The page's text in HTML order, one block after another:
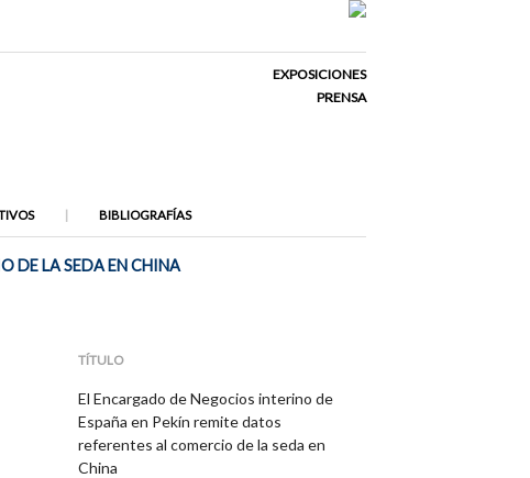
EXPOSICIONES
PRENSA
BIBLIOGRAFÍAS
DE LA SEDA EN CHINA
TÍTULO
El Encargado de Negocios interino de
España en Pekín remite datos
referentes al comercio de la seda en
China